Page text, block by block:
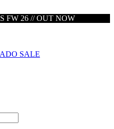
FW 26 // OUT NOW
SALE